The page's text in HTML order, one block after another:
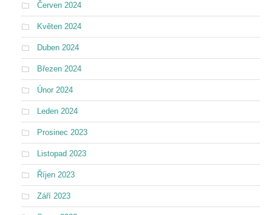
Červen 2024
Květen 2024
Duben 2024
Březen 2024
Únor 2024
Leden 2024
Prosinec 2023
Listopad 2023
Říjen 2023
Září 2023